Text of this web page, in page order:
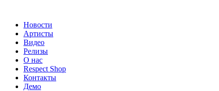
Новости
Артисты
Видео
Релизы
О нас
Respect Shop
Контакты
Демо